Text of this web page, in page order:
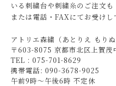
いる刺繍台や刺繍糸のご注文も
または電話・FAXにてお受けし
アトリエ森繍（あとりえ もりぬ
〒603-8075 京都市北区上賀茂
TEL : 075-701-8629
携帯電話: 090-3678-9025
午前9時～午後6時 不定休